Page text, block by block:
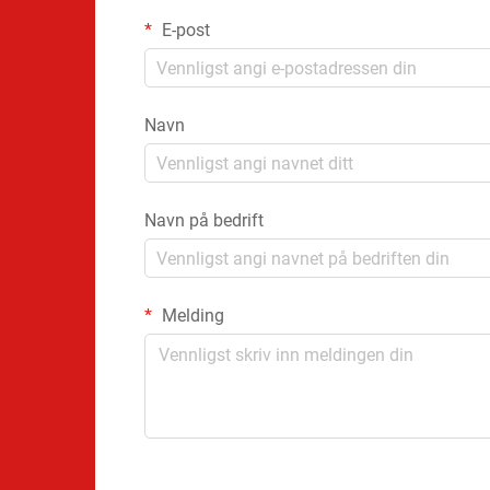
E-post
Navn
Navn på bedrift
Melding